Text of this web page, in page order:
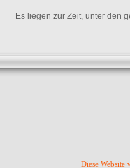
Es liegen zur Zeit, unter den
Diese Website